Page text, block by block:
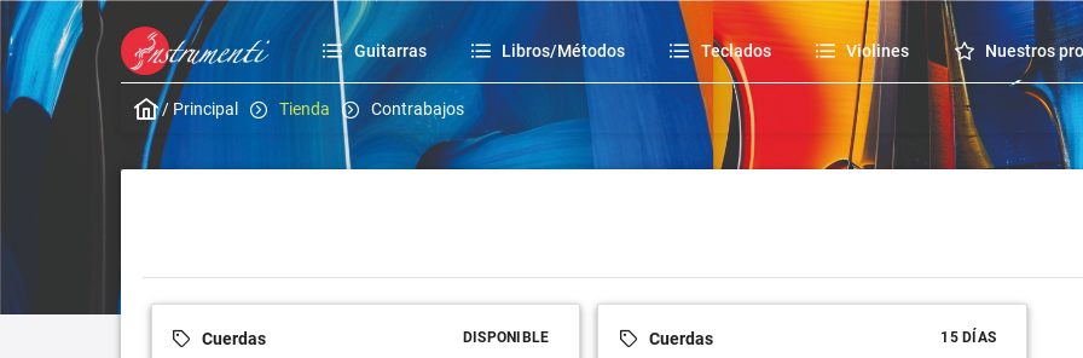
Guitarras Libros/Métodos Teclados Violines Nuestros
/ Principal Tienda Contrabajos
Cuerdas DISPONIBLE Cuerdas 15 DÍAS